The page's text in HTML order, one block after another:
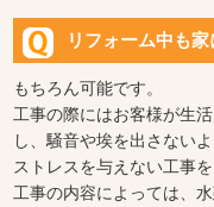
リフォーム中も
もちろん可能です。
工事の際にはお客様が生
し、騒音や埃を出さない
ストレスを与えない工事を
工事の内容によっては、